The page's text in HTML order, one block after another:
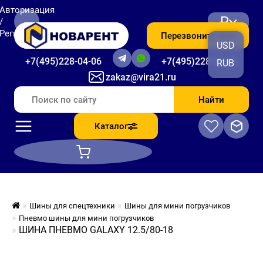
zakaz@vira21.ru
+7(495)228-04-06 +7(495)228-06-56
Перезвоните мне
₽
USD
RUB
Найти
Каталог
Шины для спецтехники
Шины для мини погрузчиков
Пневмо шины для мини погрузчиков
ШИНА ПНЕВМО GALAXY 12.5/80-18